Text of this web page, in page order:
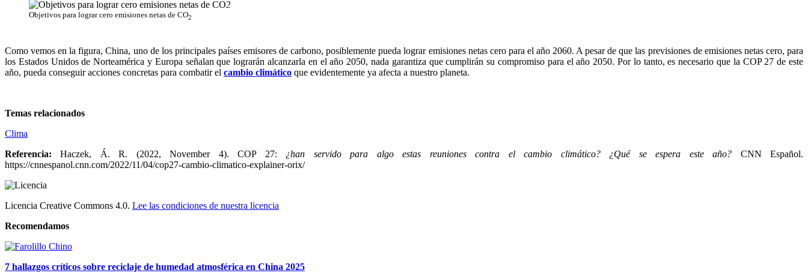
Objetivos para lograr cero emisiones netas de CO2
Statista
Como vemos en la figura, China, uno de los principales países emisores de carbono, posiblemente pueda lograr emisiones netas cero para el año 2060. A pesar de que las previsiones de emisiones netas cero, para
los Estados Unidos de Norteamérica y Europa señalan que lograrán alcanzarla en el año 2050, nada garantiza que cumplirán su compromiso para el año 2050. Por lo tanto, es necesario que la COP 27 de este
año, pueda conseguir acciones concretas para combatir el cambio climático que evidentemente ya afecta a nuestro planeta.
Temas relacionados
Clima
Referencia: Haczek, Á. R. (2022, November 4). COP 27: ¿han servido para algo estas reuniones contra el cambio climático? ¿Qué se espera este año? CNN Español.
https://cnnespanol.cnn.com/2022/11/04/cop27-cambio-climatico-explainer-orix/
Licencia Creative Commons 4.0. Lee las condiciones de nuestra licencia
Recomendamos
7 hallazgos críticos sobre reciclaje de humedad atmosférica en China 2025